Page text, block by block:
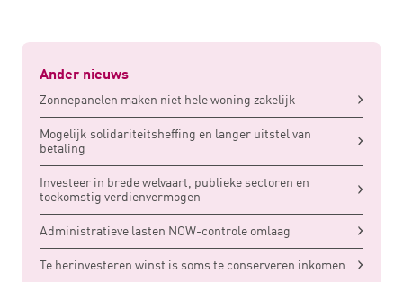
Ander nieuws
Zonnepanelen maken niet hele woning zakelijk
Mogelijk solidariteitsheffing en langer uitstel van
betaling
Investeer in brede welvaart, publieke sectoren en
toekomstig verdienvermogen
Administratieve lasten NOW-controle omlaag
Te herinvesteren winst is soms te conserveren inkomen